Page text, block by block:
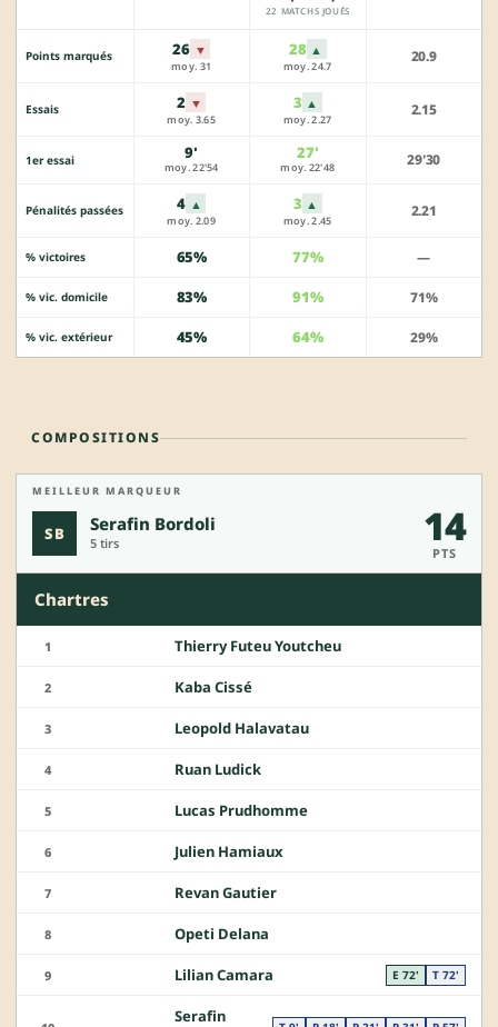
22 MATCHS JOUÉS
Points marqués 26 ▼
moy. 31
28 ▲
moy. 24.7
20.9
Essais 2 ▼
moy. 3.65
3 ▲
moy. 2.27
2.15
1er essai 9'
moy. 22'54
27'
moy. 22'48 29'30
Pénalités passées 4 ▲
moy. 2.09
3 ▲
moy. 2.45
2.21
% victoires 65% 77% —
% vic. domicile 83% 91% 71%
% vic. extérieur 45% 64% 29%
COMPOSITIONS
MEILLEUR MARQUEUR
SB Serafin Bordoli
5 tirs 14
PTS
Chartres
1 Thierry Futeu Youtcheu
2 Kaba Cissé
3 Leopold Halavatau
4 Ruan Ludick
5 Lucas Prudhomme
6 Julien Hamiaux
7 Revan Gautier
8 Opeti Delana
9 Lilian Camara E 72' T 72'
Serafin